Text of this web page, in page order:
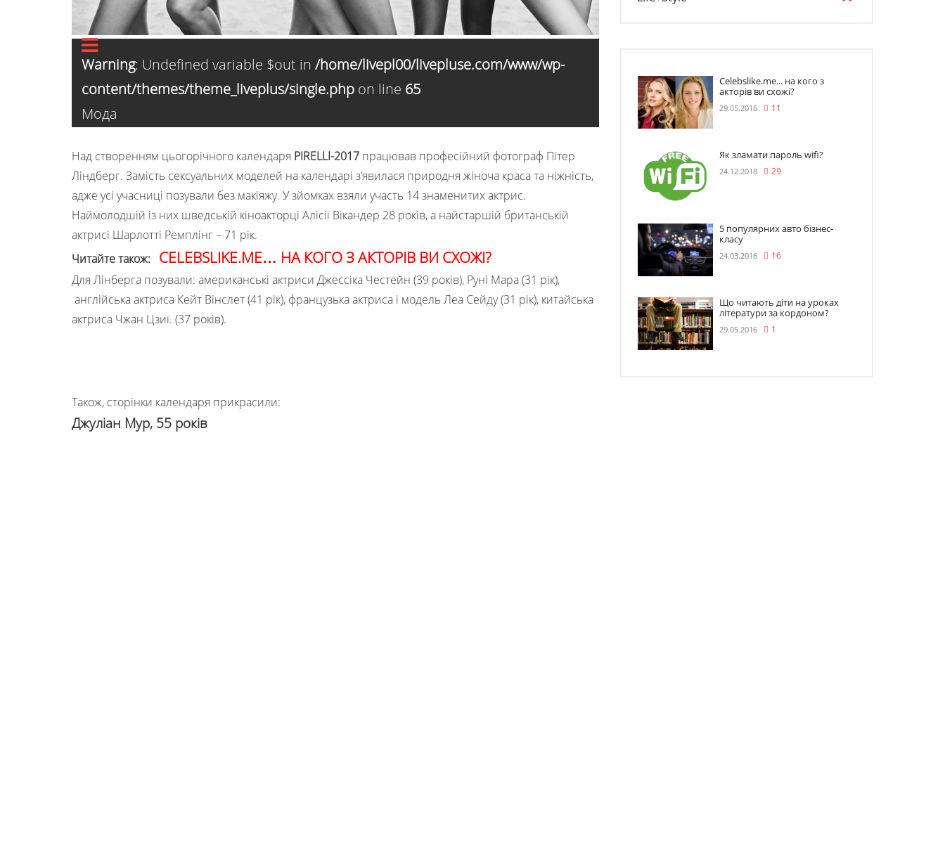
Warning: Undefined variable $out in /home/livepl00/livepluse.com/www/wp-
content/themes/theme_liveplus/single.php on line 65
Мода
Над створенням цьогорічного календаря PІRELLI-2017 працював професійний фотограф Пітер
Ліндберг. Замість сексуальних моделей на календарі з’явилася природня жіноча краса та ніжність,
адже усі учасниці позували без макіяжу. У зйомках взяли участь 14 знаменитих актрис.
Наймолодшій із них шведській кіноакторці Алісії Вікандер 28 років, а найстаршій британській
актрисі Шарлотті Ремплінг – 71 рік.
Читайте також: CELEBSLIKE.ME… НА КОГО З АКТОРІВ ВИ СХОЖІ?
Для Лінберга позували: американські актриси Джессіка Честейн (39 років), Руні Мара (31 рік),
англійська актриса Кейт Вінслет (41 рік), французька актриса і модель Леа Сейду (31 рік), китайська
актриса Чжан Цзиї. (37 років).
Також, сторінки календаря прикрасили:
Джуліан Мур, 55 років
Celebslike.me... на кого з
акторів ви схожі?
29.05.2016 11
Як зламати пароль wifi?
24.12.2018 29
5 популярних авто бізнес-
класу
24.03.2016 16
Що читають діти на уроках
літератури за кордоном?
29.05.2016 1